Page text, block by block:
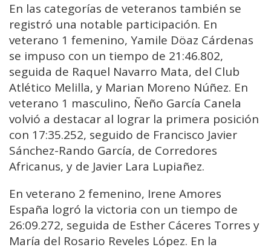
En las categorías de veteranos también se
registró una notable participación. En
veterano 1 femenino, Yamile Döaz Cárdenas
se impuso con un tiempo de 21:46.802,
seguida de Raquel Navarro Mata, del Club
Atlético Melilla, y Marian Moreno Núñez. En
veterano 1 masculino, Ñeño García Canela
volvió a destacar al lograr la primera posición
con 17:35.252, seguido de Francisco Javier
Sánchez-Rando García, de Corredores
Africanus, y de Javier Lara Lupiañez.
En veterano 2 femenino, Irene Amores
España logró la victoria con un tiempo de
26:09.272, seguida de Esther Cáceres Torres y
María del Rosario Reveles López. En la